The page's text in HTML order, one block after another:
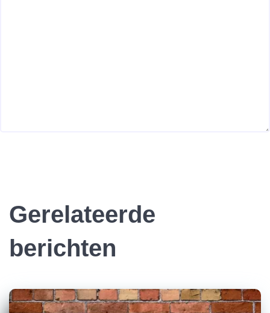
Gerelateerde
berichten